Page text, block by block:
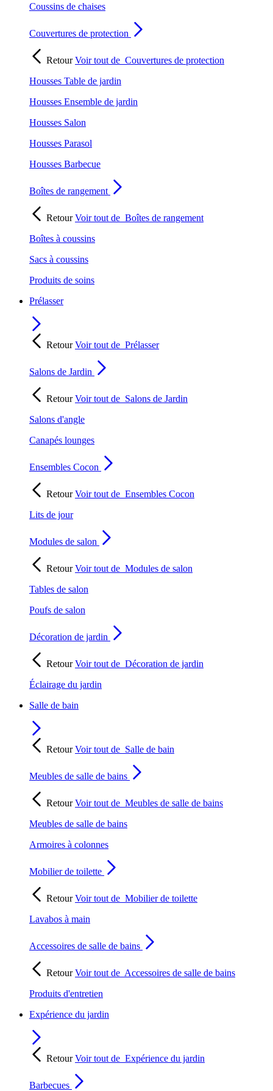
Coussins de chaises
Couvertures de protection
RetourVoir tout de Couvertures de protection
Housses Table de jardin
Housses Ensemble de jardin
Housses Salon
Housses Parasol
Housses Barbecue
Boîtes de rangement
RetourVoir tout de Boîtes de rangement
Boîtes à coussins
Sacs à coussins
Produits de soins
Prélasser
RetourVoir tout de Prélasser
Salons de Jardin
RetourVoir tout de Salons de Jardin
Salons d'angle
Canapés lounges
Ensembles Cocon
RetourVoir tout de Ensembles Cocon
Lits de jour
Modules de salon
RetourVoir tout de Modules de salon
Tables de salon
Poufs de salon
Décoration de jardin
RetourVoir tout de Décoration de jardin
Éclairage du jardin
Salle de bain
RetourVoir tout de Salle de bain
Meubles de salle de bains
RetourVoir tout de Meubles de salle de bains
Meubles de salle de bains
Armoires à colonnes
Mobilier de toilette
RetourVoir tout de Mobilier de toilette
Lavabos à main
Accessoires de salle de bains
RetourVoir tout de Accessoires de salle de bains
Produits d'entretien
Expérience du jardin
RetourVoir tout de Expérience du jardin
Barbecues